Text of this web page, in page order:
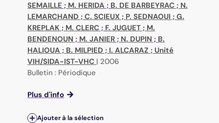
SEMAILLE ; M. HERIDA ; B. DE BARBEYRAC ; N.
LEMARCHAND ; C. SCIEUX ; P. SEDNAOUI ; G.
KREPLAK ; M. CLERC ; F. JUGUET ; M.
BENDENOUN ; M. JANIER ; N. DUPIN ; B.
HALIOUA ; B. MILPIED ; I. ALCARAZ ; Unité
VIH/SIDA-IST-VHC | 2006
Bulletin : Périodique
Plus d'info
Ajouter à la sélection